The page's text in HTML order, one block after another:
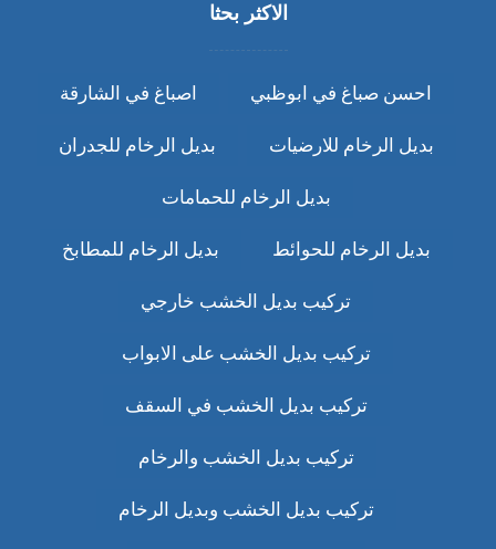
الاكثر بحثا
احسن صباغ في ابوظبي اصباغ في الشارقة
بديل الرخام للارضيات بديل الرخام للجدران
بديل الرخام للحمامات
بديل الرخام للحوائط بديل الرخام للمطابخ
تركيب بديل الخشب خارجي
تركيب بديل الخشب على الابواب
تركيب بديل الخشب في السقف
تركيب بديل الخشب والرخام
تركيب بديل الخشب وبديل الرخام